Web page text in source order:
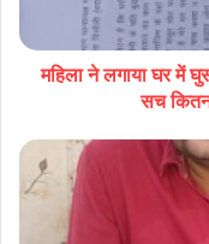
महिला ने लगाया घर में
सच